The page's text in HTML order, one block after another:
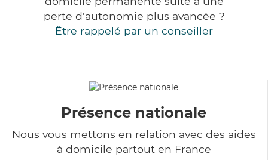
perte d'autonomie plus avancée ?
Être rappelé par un conseiller
Présence nationale
Nous vous mettons en relation avec des aides
à domicile partout en France